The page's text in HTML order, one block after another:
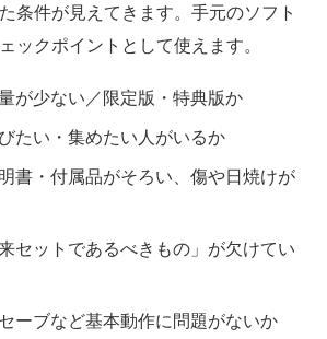
条件が見えてきます。手元のソフト
ックポイントとして使えます。
が少ない／限定版・特典版か
たい・集めたい人がいるか
書・付属品がそろい、傷や日焼けが
セットであるべきもの」が欠けてい
ーブなど基本動作に問題がないか